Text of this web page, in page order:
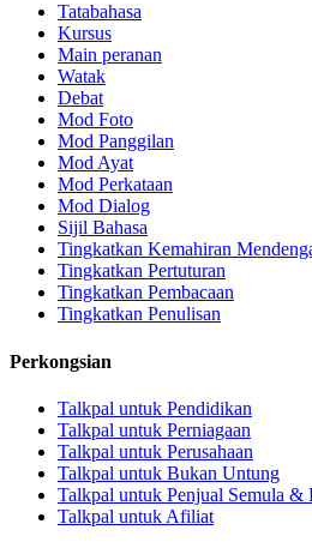
Tatabahasa
Kursus
Main peranan
Watak
Debat
Mod Foto
Mod Panggilan
Mod Ayat
Mod Perkataan
Mod Dialog
Sijil Bahasa
Tingkatkan Kemahiran
Tingkatkan Pertuturan
Tingkatkan Pembacaan
Tingkatkan Penulisan
Perkongsian
Talkpal untuk Pendidikan
Talkpal untuk Perniagaan
Talkpal untuk Perusahaan
Talkpal untuk Bukan Untung
Talkpal untuk Penjual Semula &
Talkpal untuk Afiliat